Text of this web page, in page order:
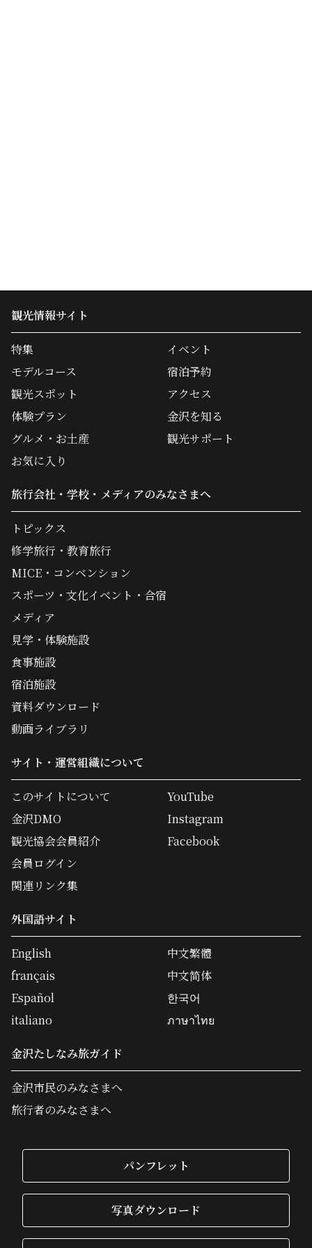
観光情報サイト
特集
モデルコース
観光スポット
体験プラン
グルメ・お土産
イベント
宿泊予約
アクセス
金沢を知る
観光サポート
お気に入り
旅行会社・学校・メディアのみなさまへ
トピックス
修学旅行・教育旅行
MICE・コンベンション
スポーツ・文化イベント・合宿
メディア
見学・体験施設
食事施設
宿泊施設
資料ダウンロード
動画ライブラリ
サイト・運営組織について
このサイトについて
金沢DMO
観光協会会員紹介
会員ログイン
関連リンク集
YouTube
Instagram
Facebook
外国語サイト
English
français
Español
italiano
中文繁體
中文简体
한국어
ภาษาไทย
金沢たしなみ旅ガイド
金沢市民のみなさまへ
旅行者のみなさまへ
パンフレット
写真ダウンロード